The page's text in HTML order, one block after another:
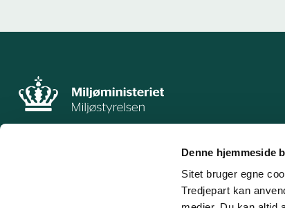
Denne hjemmeside
Sitet bruger egne
Tredjepart kan